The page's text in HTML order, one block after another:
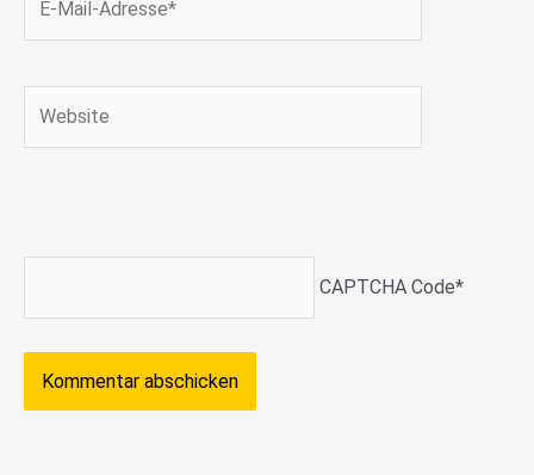
Mail-
CAPTCHA Code*